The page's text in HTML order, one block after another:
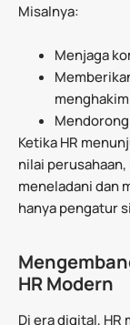
Misalnya:
Menjaga
Ketika HR
nilai
meneladani dan
hanya pengatur
HR Modern
Di era digital,